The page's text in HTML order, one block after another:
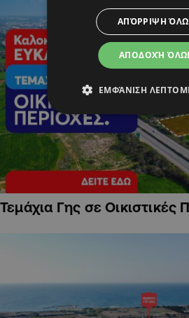
Τεμάχια Γης σε Οικιστικές
ΑΠΟΔΟΧΉ
ΑΠΌΡΡΙΨΗ
ΕΜΦΆΝΙΣΗ